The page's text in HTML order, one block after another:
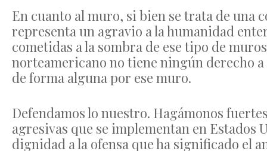
En cuanto al muro, si bien se trata de
representa un agravio a la humanidad
cometidas a la sombra de ese tipo de
norteamericano no tiene ningún derecho
de forma alguna por ese muro.
Defendamos lo nuestro. Hagámonos
agresivas que se implementan en
dignidad a la ofensa que ha significado el